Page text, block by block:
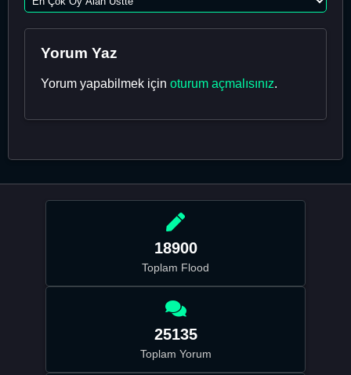
Yorum Yaz
Yorum yapabilmek için oturum açmalısınız.
18900
Toplam Flood
25135
Toplam Yorum